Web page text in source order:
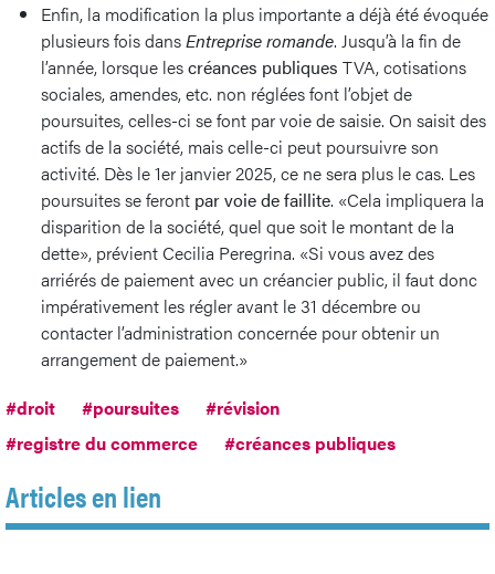
Enfin, la modification la plus importante a déjà été évoquée
plusieurs fois dansEntreprise romande. Jusqu’à la fin de
l’année, lorsque lescréances publiques TVA, cotisations
sociales, amendes, etc. non réglées font l’objet de
poursuites, celles-ci se font par voie de saisie. On saisit des
actifs de la société, mais celle-ci peut poursuivre son
activité. Dès le 1er janvier 2025, ce ne sera plus le cas. Les
poursuites se feront par voie de faillite. «Cela impliquera la
disparition de la société, quel que soit le montant de la
dette», prévient Cecilia Peregrina. «Si vous avez des
arriérés de paiement avec un créancier public, il faut donc
impérativement les régler avant le 31 décembre ou
contacter l’administration concernée pour obtenir un
arrangement de paiement.»
#droit
#poursuites
#révision
#registre du commerce
#créances publiques
Articles en lien